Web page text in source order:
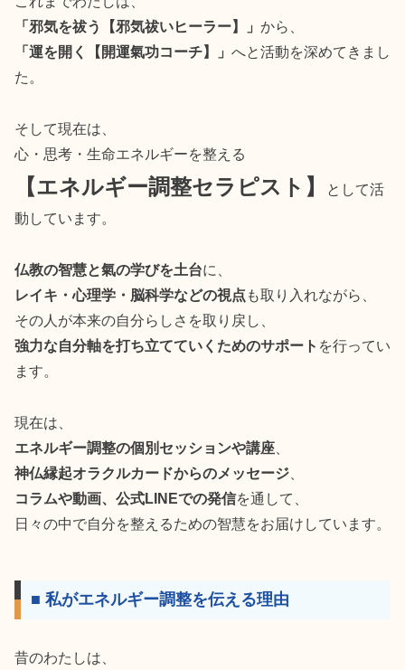
「邪気を祓う【邪気祓いヒーラー】」 から、
「運を開く【開運氣功コーチ】」 へと活動を深めてきまし
た。
そして現在は、
心・思考・生命エネルギーを整える
【エネルギー調整セラピスト】
として活
動しています。
仏教の智慧と氣の学びを土台に、
レイキ・心理学・脳科学などの視点 も取り入れながら、
その人が本来の自分らしさを取り戻し、
強力な自分軸を打ち立てていくためのサポート を行ってい
ます。
現在は、
エネルギー調整の個別セッションや講座
神仏縁起オラクルカードからのメッセージ
コラムや動画、公式LINEでの発信を通して、
日々の中で自分を整えるための智慧をお届けしています。
■ 私がエネルギー調整を伝える理由
昔のわたしは、